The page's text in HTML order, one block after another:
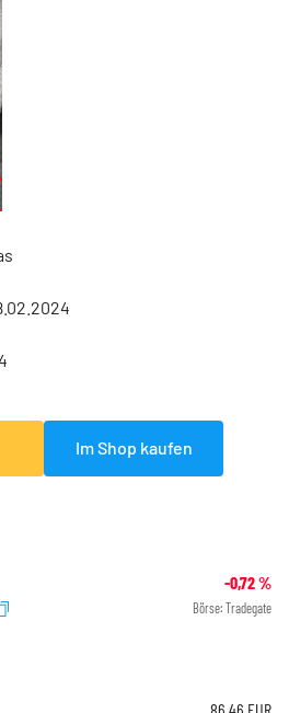
Im Shop kaufen
-0,72%
Börse: Tradegate